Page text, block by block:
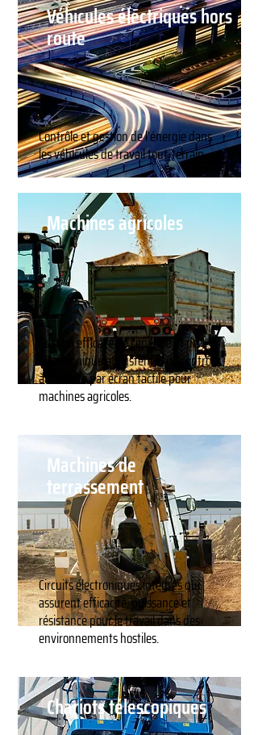
Véhicules électriques hors
route
Contrôle et gestion de l'énergie dans
les véhicules de travail tout-terrain
Machines agricoles
Gestion efficace de l'énergie et de
l'électronique et systèmes de contrôle
à distance par écran tactile pour
machines agricoles.
Machines de
terrassement
Circuits électroniques intégrés qui
assurent efficacité, puissance et
résistance pour le travail dans des
environnements hostiles.
Chariots télescopiques